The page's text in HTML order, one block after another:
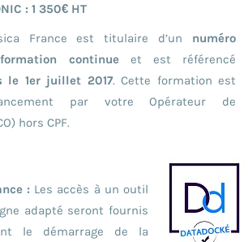
: 1 350€ HT
France est titulaire d’un numéro
continueet est référencé
le 1er juillet 2017. Cette formation est
par votre Opérateur de
hors CPF.
:Les accès à un outil
adapté seront fournis
le démarrage de la